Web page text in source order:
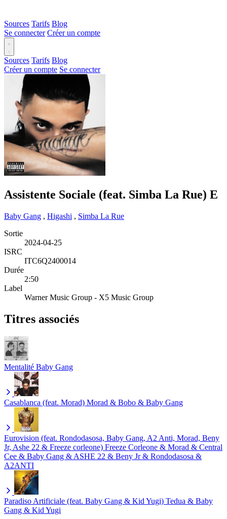
Sources Tarifs Blog
Se connecter Créer un compte
Sources Tarifs Blog
Créer un compte Se connecter
Assistente Sociale (feat. Simba La Rue) E
Baby Gang , Higashi , Simba La Rue
Sortie
2024-04-25
ISRC
ITC6Q2400014
Durée
2:50
Label
Warner Music Group - X5 Music Group
Titres associés
Mentalité Baby Gang
Casablanca (feat. Morad) Morad & Bobo & Baby Gang
Eurovision (feat. Rondodasosa, Baby Gang, A2 Anti, Morad, Beny
Jr, Ashe 22 & Freeze corleone) Freeze Corleone & Morad & Central
Cee & Baby Gang & ASHE 22 & Beny Jr & Rondodasosa &
A2ANTI
Paradiso Artificiale (feat. Baby Gang & Kid Yugi) Tedua & Baby
Gang & Kid Yugi